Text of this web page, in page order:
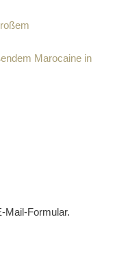
Marocaine in
Mail-Formular.